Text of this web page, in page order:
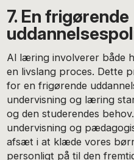
7. En frigørende
Al læring involverer både
en livslang proces. Dette
for en frigørende
undervisning og læring
og den studerendes
undervisning og
afsæt i at klæde vores
personligt på til den